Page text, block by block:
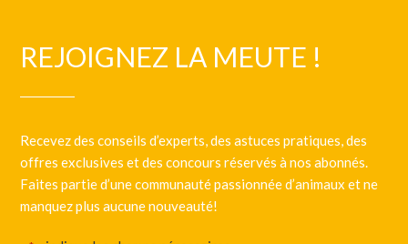
REJOIGNEZ LA MEUTE !
Recevez des conseils d’experts, des astuces pratiques, des
offres exclusives et des concours réservés à nos abonnés.
Faites partie d’une communauté passionnée d’animaux et ne
manquez plus aucune nouveauté!